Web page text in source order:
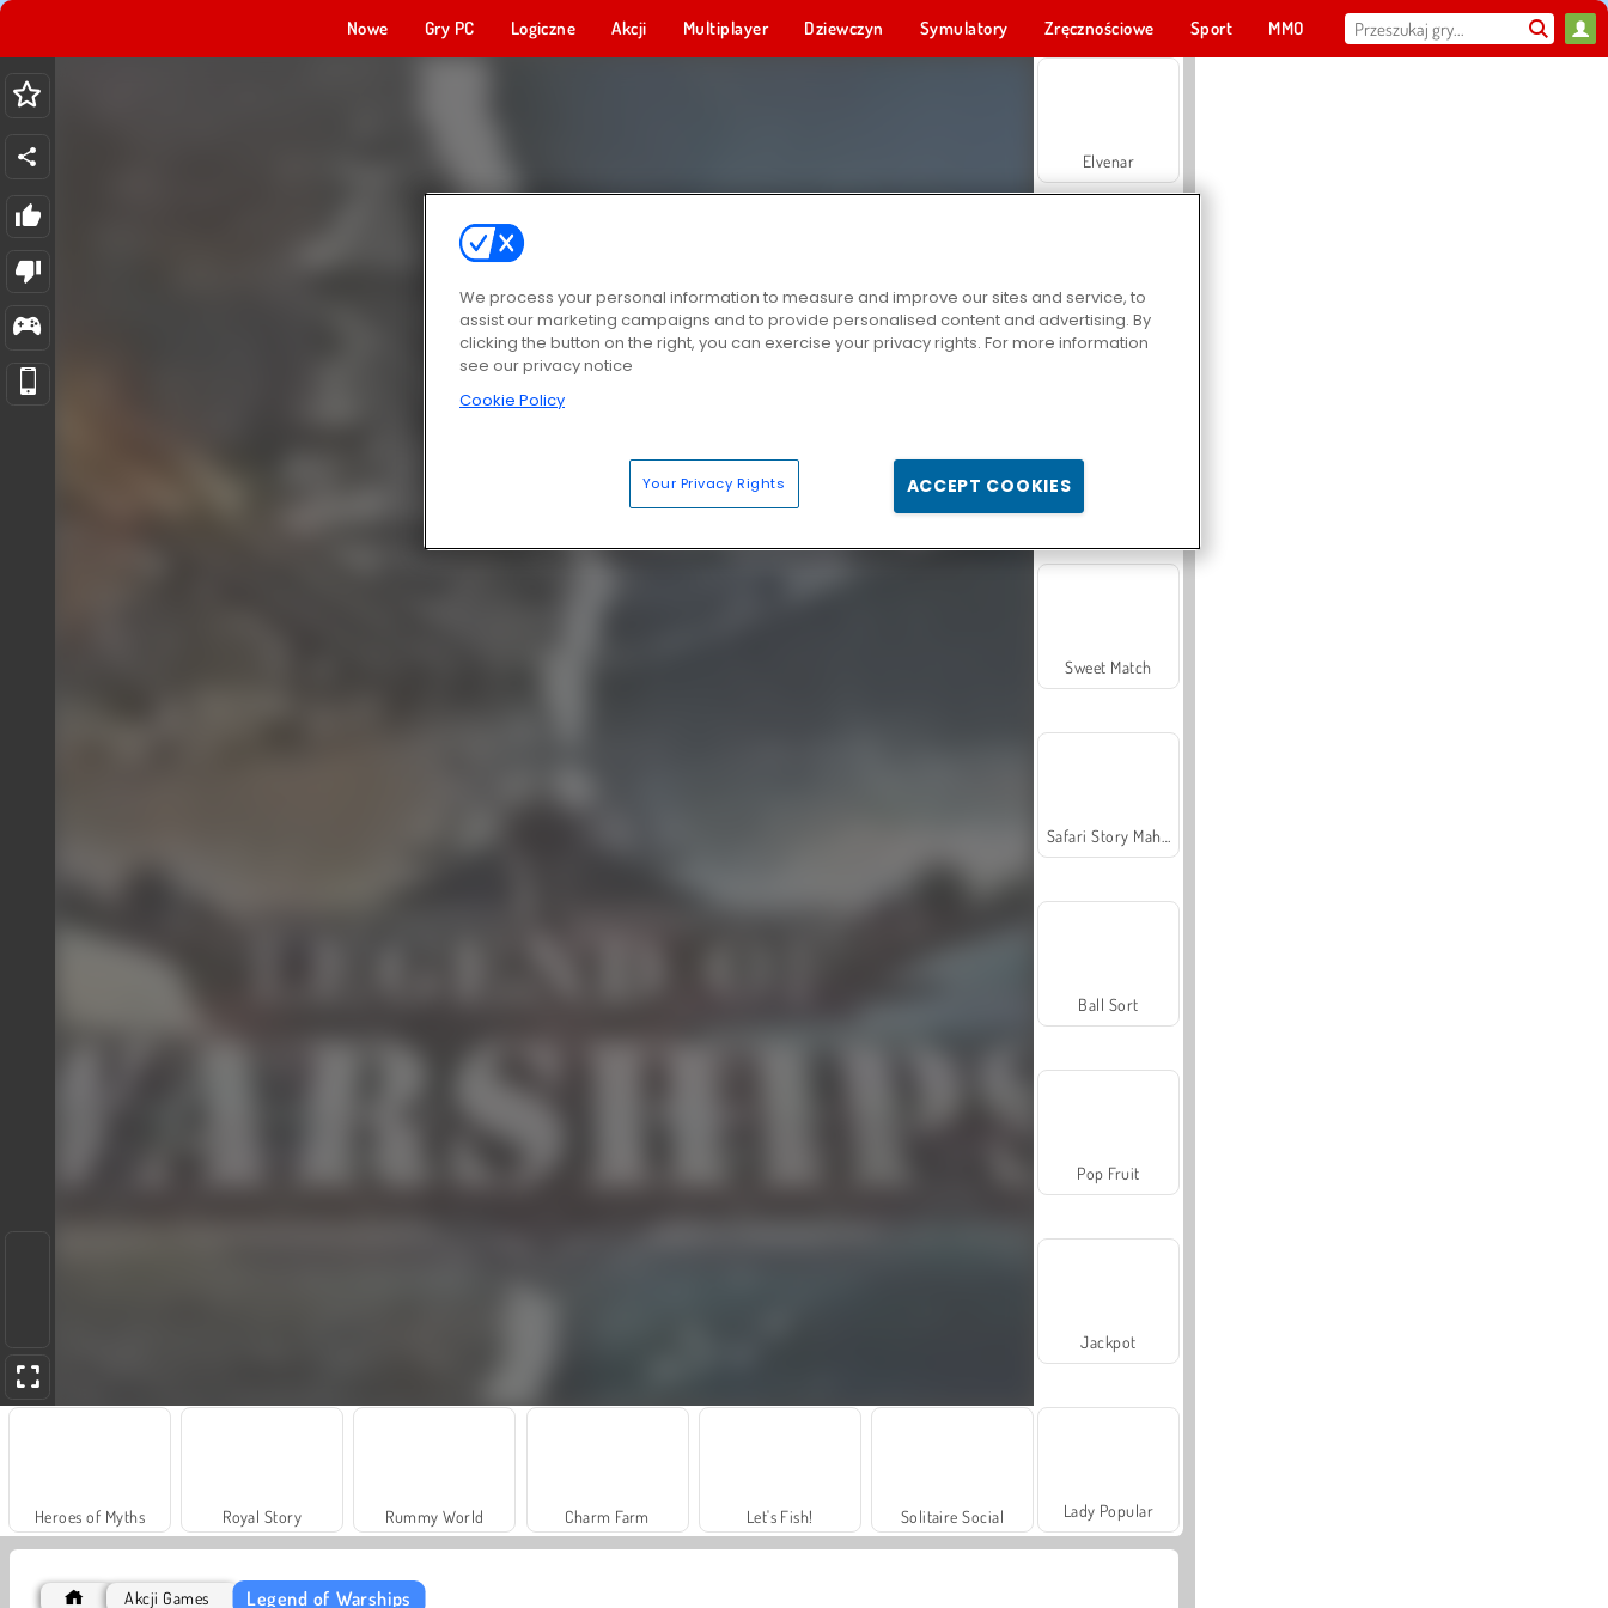
Nowe Gry PC Logiczne Akcji Multiplayer Dziewczyn Symulatory Zręcznościowe Sport MMO
Heroes of Myths Royal Story Rummy World Charm Farm Let's Fish! Solitaire Social
Elvenar
Sweet Match
Ball Sort
Pop Fruit
Jackpot
Lady Popular
Akcji Games Legend of Warships
We process your personal information to measure and improve our sites and service, to
assist our marketing campaigns and to provide personalised content and advertising. By
clicking the button on the right, you can exercise your privacy rights. For more information
see our privacy notice
Cookie Policy
Your Privacy Rights ACCEPT COOKIES